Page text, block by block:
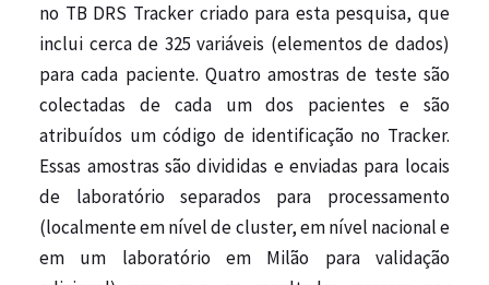
no TB DRS Tracker criado para esta pesquisa, que
inclui cerca de 325 variáveis ​​(elementos de dados)
para cada paciente. Quatro amostras de teste são
colectadas de cada um dos pacientes e são
atribuídos um código de identificação no Tracker.
Essas amostras são divididas e enviadas para locais
de laboratório
separados para processamento
(localmente em nível de cluster, em nível nacional e
em um laboratório em Milão para validação